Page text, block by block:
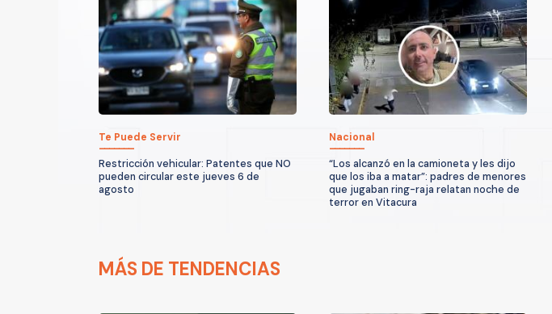
Te Puede Servir
Restricción vehicular: Patentes que NO
pueden circular este jueves 6 de
agosto
Nacional
“Los alcanzó en la camioneta y les dijo
que los iba a matar”: padres de menores
que jugaban ring-raja relatan noche de
terror en Vitacura
MÁS DE TENDENCIAS